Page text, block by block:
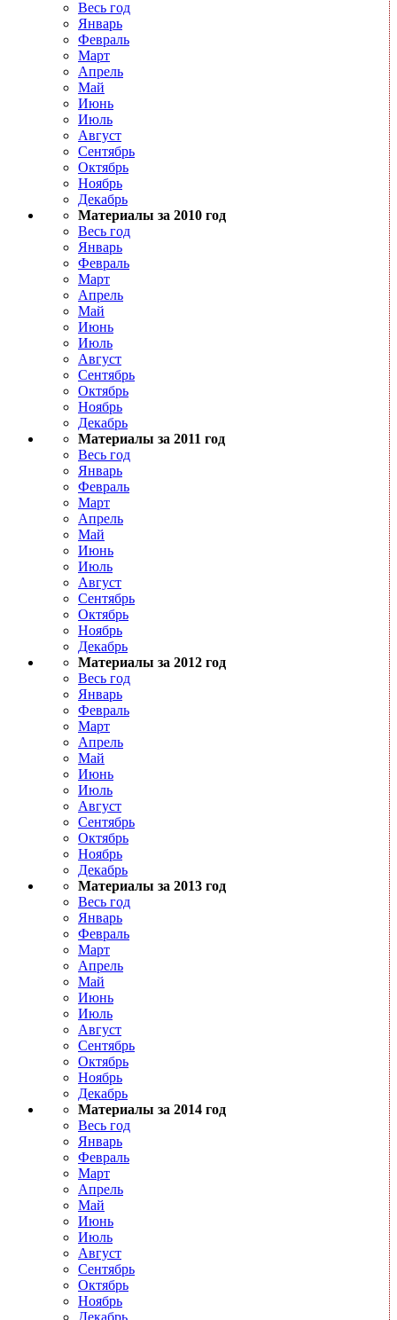
Весь год
Январь
Февраль
Март
Апрель
Май
Июнь
Июль
Август
Сентябрь
Октябрь
Ноябрь
Декабрь
Материалы за 2010 год
Весь год
Январь
Февраль
Март
Апрель
Май
Июнь
Июль
Август
Сентябрь
Октябрь
Ноябрь
Декабрь
Материалы за 2011 год
Весь год
Январь
Февраль
Март
Апрель
Май
Июнь
Июль
Август
Сентябрь
Октябрь
Ноябрь
Декабрь
Материалы за 2012 год
Весь год
Январь
Февраль
Март
Апрель
Май
Июнь
Июль
Август
Сентябрь
Октябрь
Ноябрь
Декабрь
Материалы за 2013 год
Весь год
Январь
Февраль
Март
Апрель
Май
Июнь
Июль
Август
Сентябрь
Октябрь
Ноябрь
Декабрь
Материалы за 2014 год
Весь год
Январь
Февраль
Март
Апрель
Май
Июнь
Июль
Август
Сентябрь
Октябрь
Ноябрь
Декабрь